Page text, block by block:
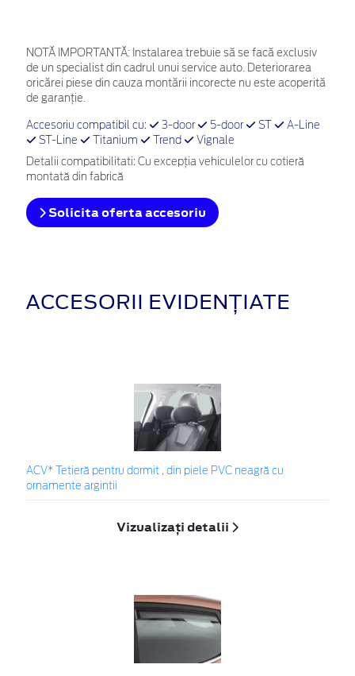
NOTĂ IMPORTANTĂ: Instalarea trebuie să se facă exclusiv
de un specialist din cadrul unui service auto. Deteriorarea
oricărei piese din cauza montării incorecte nu este acoperită
de garanţie.
Accesoriu compatibil cu: 3-door 5-door ST
A-Line
ST-Line
Titanium Trend Vignale
Detalii compatibilitati: Cu excepția vehiculelor cu cotieră
montată din fabrică
Solicita oferta accesoriu
ACCESORII EVIDENȚIATE
ACV* Tetieră pentru dormit , din piele PVC neagră cu
ornamente argintii
Vizualizați detalii